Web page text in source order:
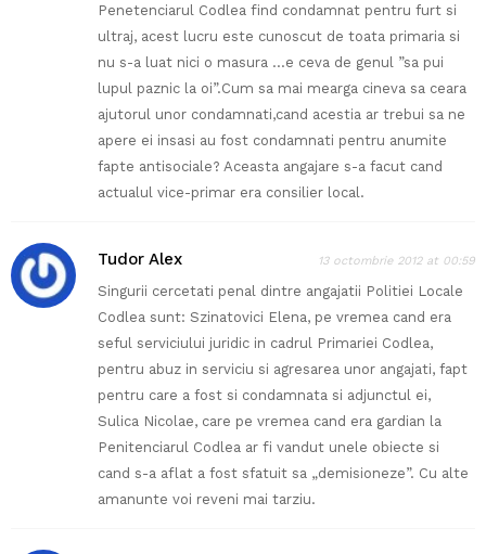
Penetenciarul Codlea find condamnat pentru furt si
ultraj, acest lucru este cunoscut de toata primaria si
nu s-a luat nici o masura …e ceva de genul ”sa pui
lupul paznic la oi”.Cum sa mai mearga cineva sa ceara
ajutorul unor condamnati,cand acestia ar trebui sa ne
apere ei insasi au fost condamnati pentru anumite
fapte antisociale? Aceasta angajare s-a facut cand
actualul vice-primar era consilier local.
Tudor Alex 13 octombrie 2012 at 00:59
Singurii cercetati penal dintre angajatii Politiei Locale
Codlea sunt: Szinatovici Elena, pe vremea cand era
seful serviciului juridic in cadrul Primariei Codlea,
pentru abuz in serviciu si agresarea unor angajati, fapt
pentru care a fost si condamnata si adjunctul ei,
Sulica Nicolae, care pe vremea cand era gardian la
Penitenciarul Codlea ar fi vandut unele obiecte si
cand s-a aflat a fost sfatuit sa „demisioneze”. Cu alte
amanunte voi reveni mai tarziu.